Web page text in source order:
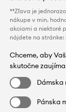
**Zľava je
nákupe v min.
akciami a niektoré
nájdete na stránke:
Chceme, aby
skutočne
Dámska
Pánska